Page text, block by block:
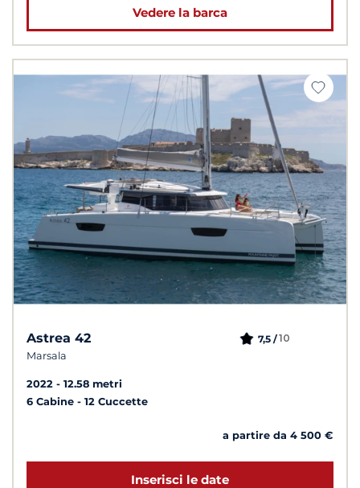
Vedere la barca
Astrea 42
Marsala
7,5 /10
2022
12.58 metri
6 Cabine
12 Cuccette
a partire da 4 500 €
Inserisci le date